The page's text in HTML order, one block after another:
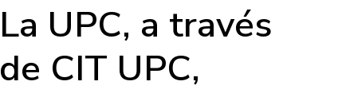
La UPC, a través
de CIT UPC,